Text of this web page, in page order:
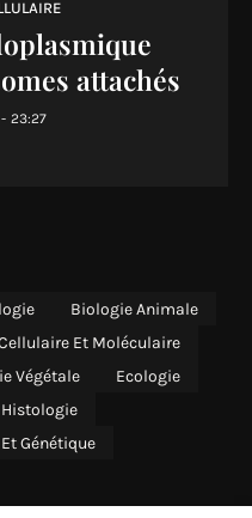
attachés
- 23:27
Biologie Animale
Et Moléculaire
Végétale
Ecologie
Histologie
Génétique